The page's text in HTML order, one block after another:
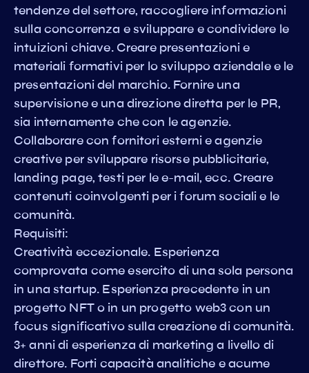
tendenze del settore, raccogliere informazioni
sulla concorrenza e sviluppare e condividere le
intuizioni chiave. Creare presentazioni e
materiali formativi per lo sviluppo aziendale e le
presentazioni del marchio. Fornire una
supervisione e una direzione diretta per le PR,
sia internamente che con le agenzie.
Collaborare con fornitori esterni e agenzie
creative per sviluppare risorse pubblicitarie,
landing page, testi per le e-mail, ecc. Creare
contenuti coinvolgenti per i forum sociali e le
comunità.
Requisiti:
Creatività eccezionale. Esperienza
comprovata come esercito di una sola persona
in una startup. Esperienza precedente in un
progetto NFT o in un progetto web3 con un
focus significativo sulla creazione di comunità.
3+ anni di esperienza di marketing a livello di
direttore. Forti capacità analitiche e acume